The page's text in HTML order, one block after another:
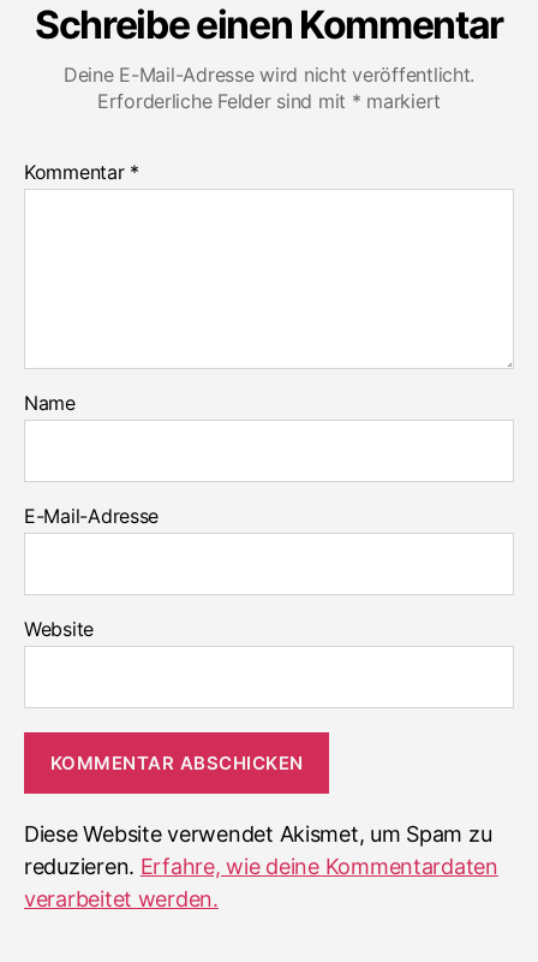
Schreibe einen Kommentar
Deine E-Mail-Adresse wird nicht veröffentlicht.
Erforderliche Felder sind mit * markiert
Kommentar *
Name
E-Mail-Adresse
Website
Diese Website verwendet Akismet, um Spam zu
reduzieren. Erfahre, wie deine Kommentardaten
verarbeitet werden.